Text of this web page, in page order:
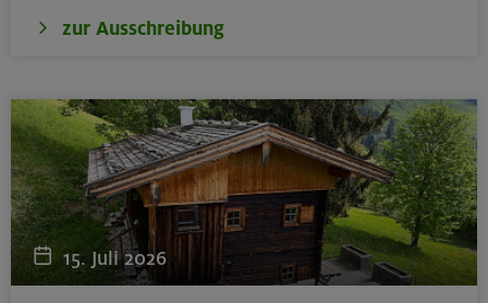
München
18.08.26
Klettertreff Kids in den Sommerferien für 8-12 Jährige
zur Ausschreibung
15. Juli 2026